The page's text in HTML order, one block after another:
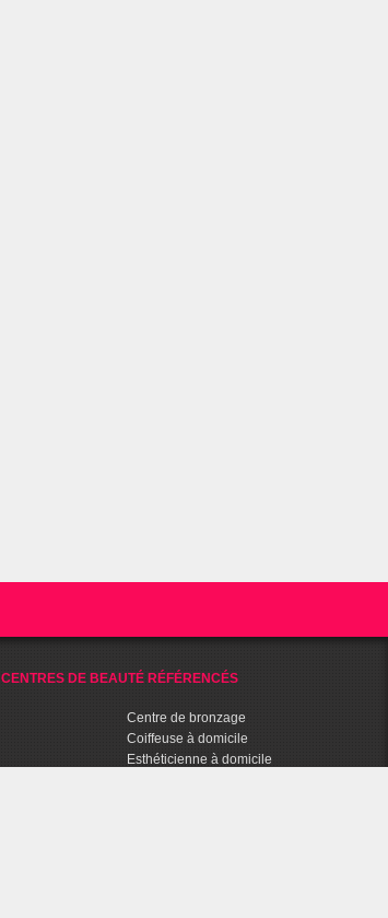
CENTRES DE BEAUTÉ RÉFÉRENCÉS
Centre de bronzage
Coiffeuse à domicile
Esthéticienne à domicile